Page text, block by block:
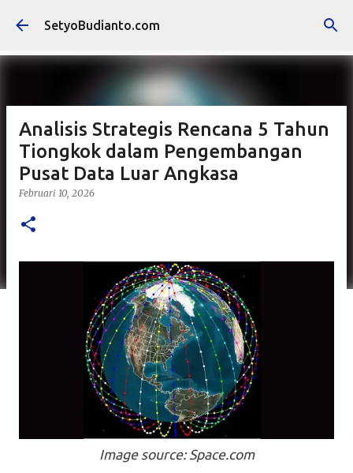
Langsung ke konten utama
SetyoBudianto.com
Analisis Strategis Rencana 5 Tahun
Tiongkok dalam Pengembangan
Pusat Data Luar Angkasa
Februari 10, 2026
Image source: Space.com